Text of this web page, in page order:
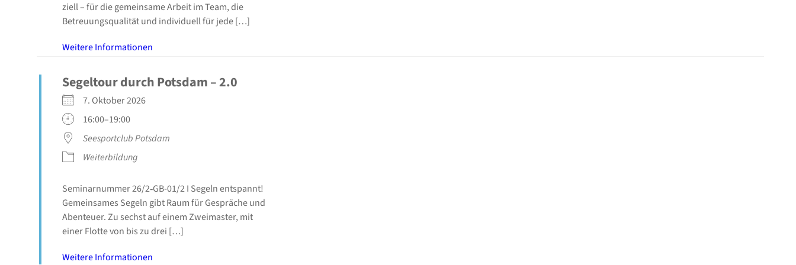
zi­ell – für die gemein­sa­me Arbeit im Team, die
Betreu­ungs­qua­li­tät und indi­vi­du­ell für jede […]
Wei­te­re Infor­ma­tio­nen
Segel­tour durch Pots­dam – 2.0
7. Okto­ber 2026
16:00–19:00
See­s­port­club Pots­dam
Wei­ter­bil­dung
Semi­nar­num­mer 26/2‑GB-01/2 I Segeln ent­spannt!
Gemein­sa­mes Segeln gibt Raum für Gesprä­che und
Aben­teu­er. Zu sechst auf einem Zwei­mas­ter, mit
einer Flot­te von bis zu drei […]
Wei­te­re Infor­ma­tio­nen